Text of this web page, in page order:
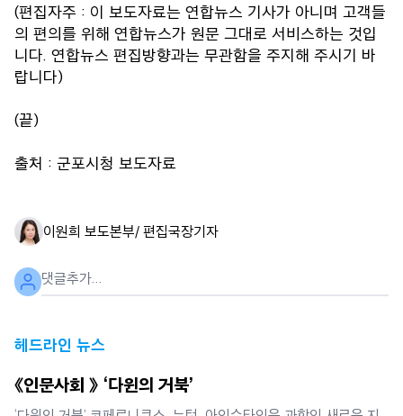
(편집자주 : 이 보도자료는 연합뉴스 기사가 아니며 고객들
의 편의를 위해 연합뉴스가 원문 그대로 서비스하는 것입
니다. 연합뉴스 편집방향과는 무관함을 주지해 주시기 바
랍니다)
(끝)
출처 : 군포시청 보도자료
이원희 보도본부/ 편집국장기자
헤드라인 뉴스
《인문사회 》 ‘다윈의 거북’